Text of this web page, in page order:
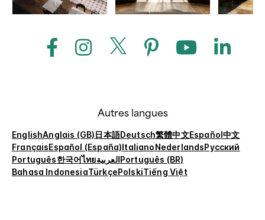
Autres langues
EnglishAnglais (GB)日本語Deutsch繁體中文Español中文
FrançaisEspañol (España)ItalianoNederlandsРусский
Português한국어ไทยالعربيةPortuguês (BR)
Bahasa IndonesiaTürkçePolskiTiếng Việt